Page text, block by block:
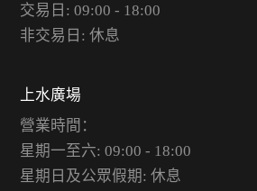
交易日: 09:00 - 18:00
非交易日: 休息
上水廣場
營業時間：
星期一至六: 09:00 - 18:00
星期日及公眾假期: 休息